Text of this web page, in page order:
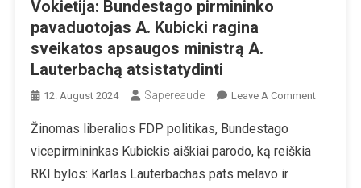
Vokietija: Bundestago pirmininko
pavaduotojas A. Kubicki ragina
sveikatos apsaugos ministrą A.
Lauterbachą atsistatydinti
12. August 2024 Sapereaude Leave A CommentOn
Žinomas liberalios FDP politikas, Bundestago
vicepirmininkas Kubickis aiškiai parodo, ką reiškia
RKI bylos: Karlas Lauterbachas pats melavo ir